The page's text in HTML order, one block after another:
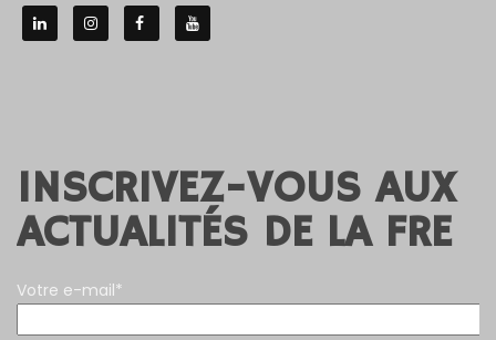
INSCRIVEZ-VOUS AUX
ACTUALITÉS DE LA FRE
Votre e-mail*